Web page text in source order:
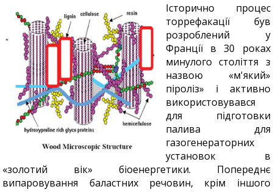
Історично процес
торрефакації був
розроблений у
Франції в 30 роках
минулого століття з
назвою «м'який»
піроліз» і активно
використовувався
для підготовки
палива для
газогенераторних
установок в
«золотий вік» біоенергетики. Попереднє
випаровування баластних речовин, крім іншого